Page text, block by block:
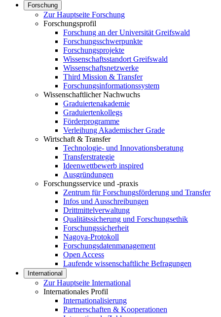
Forschung
Zur Hauptseite Forschung
Forschungsprofil
Forschung an der Universität Greifswald
Forschungsschwerpunkte
Forschungsprojekte
Wissenschaftsstandort Greifswald
Wissenschaftsnetzwerke
Third Mission & Transfer
Forschungsinformationssystem
Wissenschaftlicher Nachwuchs
Graduiertenakademie
Graduiertenkollegs
Förderprogramme
Verleihung Akademischer Grade
Wirtschaft & Transfer
Technologie- und Innovationsberatung
Transferstrategie
Ideenwettbewerb inspired
Ausgründungen
Forschungsservice und -praxis
Zentrum für Forschungsförderung und Transfer
Infos und Ausschreibungen
Drittmittelverwaltung
Qualitätssicherung und Forschungsethik
Forschungssicherheit
Nagoya-Protokoll
Forschungsdatenmanagement
Open Access
Laufende wissenschaftliche Befragungen
International
Zur Hauptseite International
Internationales Profil
Internationalisierung
Partnerschaften & Kooperationen